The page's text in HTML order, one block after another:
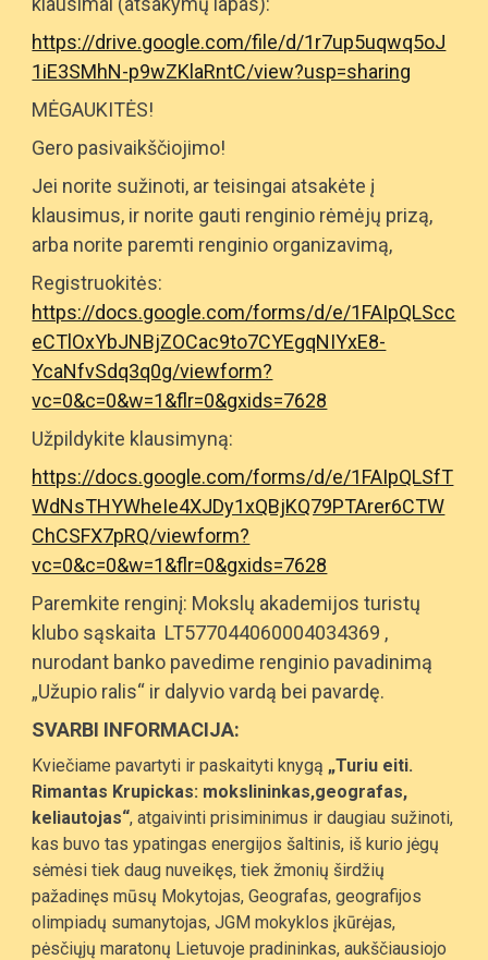
https://drive.google.com/file/d/1r7up5uqwq5oJ
1iE3SMhN-p9wZKlaRntC/view?usp=sharing
MĖGAUKITĖS!
Gero pasivaikščiojimo!
Jei norite sužinoti, ar teisingai atsakėte į
klausimus, ir norite gauti renginio rėmėjų prizą,
arba norite paremti renginio organizavimą,
Registruokitės:
https://docs.google.com/forms/d/e/1FAIpQLScc
eCTlOxYbJNBjZOCac9to7CYEgqNIYxE8-
YcaNfvSdq3q0g/viewform?
vc=0&c=0&w=1&flr=0&gxids=7628
Užpildykite klausimyną:
https://docs.google.com/forms/d/e/1FAIpQLSfT
WdNsTHYWheIe4XJDy1xQBjKQ79PTArer6CTW
ChCSFX7pRQ/viewform?
vc=0&c=0&w=1&flr=0&gxids=7628
Paremkite renginį: Mokslų akademijos turistų
klubo sąskaita LT577044060004034369 ,
nurodant banko pavedime renginio pavadinimą
„Užupio ralis“ ir dalyvio vardą bei pavardę.
SVARBI INFORMACIJA:
Kviečiamepavartyti ir paskaityti knygą „Turiu eiti.
Rimantas Krupickas: mokslininkas,geografas,
keliautojas“, atgaivinti prisiminimus ir daugiau sužinoti,
kas buvo tas ypatingas energijos šaltinis, iš kurio jėgų
sėmėsi tiek daug nuveikęs, tiek žmonių širdžių
pažadinęs mūsų Mokytojas, Geografas, geografijos
olimpiadų sumanytojas, JGM mokyklos įkūrėjas,
pėsčiųjų maratonų Lietuvoje pradininkas, aukščiausiojo